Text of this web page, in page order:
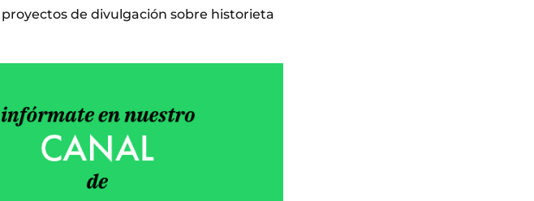
de divulgación sobre historieta